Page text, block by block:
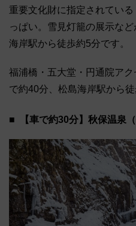
重要文化財に指定されてい
っぱい。雪見灯籠の展示な
海岸駅から徒歩約5分です。
福浦橋・五大堂・円通院ア
で約40分、松島海岸駅から
【車で約30分】秋保温泉